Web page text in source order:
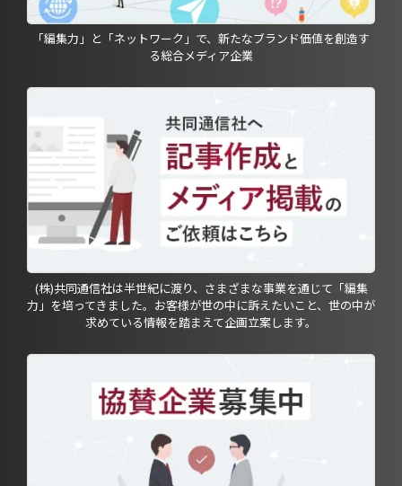
「編集力」と「ネットワーク」で、新たなブランド価値を創造す
る総合メディア企業
(株)共同通信社は半世紀に渡り、さまざまな事業を通じて「編集
力」を培ってきました。お客様が世の中に訴えたいこと、世の中が
求めている情報を踏まえて企画立案します。